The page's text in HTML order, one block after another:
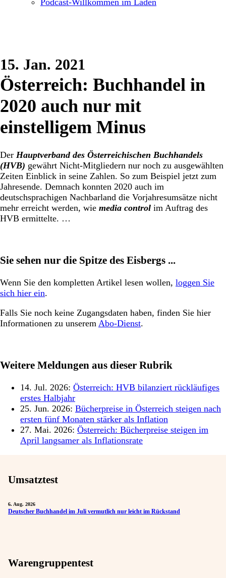
15. Jan. 2021
Österreich: Buchhandel in
2020 auch nur mit
einstelligem Minus
Der Hauptverband des Österreichischen Buchhandels
(HVB) gewährt Nicht-Mitgliedern nur noch zu ausgewählten
Zeiten Einblick in seine Zahlen. So zum Beispiel jetzt zum
Jahresende. Demnach konnten 2020 auch im
deutschsprachigen Nachbarland die Vorjahresumsätze nicht
mehr erreicht werden, wie media control im Auftrag des
HVB ermittelte. …
Sie sehen nur die Spitze des Eisbergs ...
Wenn Sie den kompletten Artikel lesen wollen, loggen Sie
sich hier ein.
Falls Sie noch keine Zugangsdaten haben, finden Sie hier
Informationen zu unserem Abo-Dienst.
Weitere Meldungen aus dieser Rubrik
14. Jul. 2026: Österreich: HVB bilanziert rückläufiges
erstes Halbjahr
25. Jun. 2026: Bücherpreise in Österreich steigen nach
ersten fünf Monaten stärker als Inflation
27. Mai. 2026: Österreich: Bücherpreise steigen im
April langsamer als Inflationsrate
Umsatztest
6. Aug. 2026
Deutscher Buchhandel im Juli vermutlich nur leicht im Rückstand
Warengruppentest